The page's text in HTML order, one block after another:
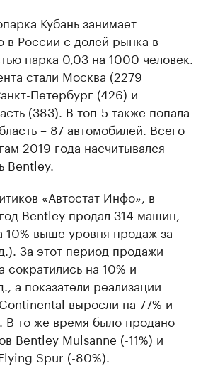
Кубань занимает
в России с долей рынка в
парка 0,03 на 1000 человек.
стали Москва (2279
Петербург (426) и
(383). В топ-5 также попала
– 87 автомобилей. Всего
2019 года насчитывался
Bentley.
«Автостат Инфо», в
Bentley продал 314 машин,
10% выше уровня продаж за
За этот период продажи
сократились на 10% и
а показатели реализации
выросли на 77% и
В то же время было продано
Bentley Mulsanne (-11%) и
Spur (-80%).